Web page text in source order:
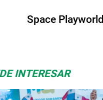
Space Playworld
INTERESAR